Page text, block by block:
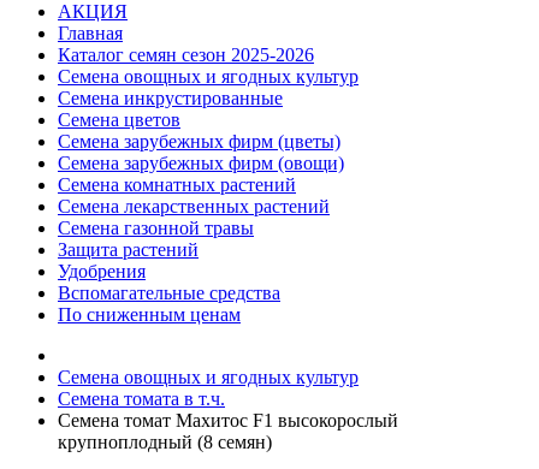
АКЦИЯ
Главная
Каталог семян сезон 2025-2026
Семена овощных и ягодных культур
Семена инкрустированные
Семена цветов
Семена зарубежных фирм (цветы)
Семена зарубежных фирм (овощи)
Семена комнатных растений
Семена лекарственных растений
Семена газонной травы
Защита растений
Удобрения
Вспомагательные средства
По сниженным ценам
Семена овощных и ягодных культур
Семена томата в т.ч.
Семена томат Махитос F1 высокорослый
крупноплодный (8 семян)